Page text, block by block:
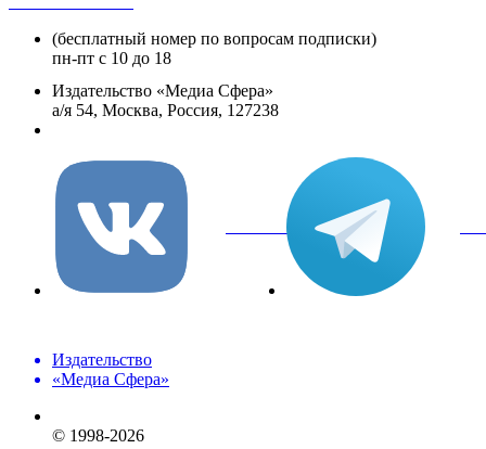
(бесплатный номер по вопросам подписки)
пн-пт с 10 до 18
Издательство «Медиа Сфера»
а/я 54, Москва, Россия, 127238
вКонтакте
Издательство
«Медиа Сфера»
© 1998-2026